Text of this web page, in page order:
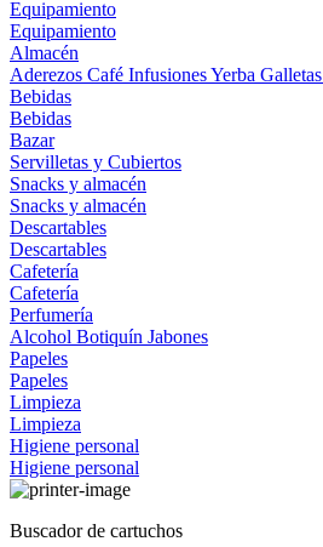
Equipamiento
Equipamiento
Almacén
Aderezos Café InfusionesYerba Galletas
Bebidas
Bebidas
Bazar
Servilletas y Cubiertos
Snacks y almacén
Snacks y almacén
Descartables
Descartables
Cafetería
Cafetería
Perfumería
Alcohol Botiquín Jabones
Papeles
Papeles
Limpieza
Limpieza
Higiene personal
Higiene personal
Buscador de cartuchos